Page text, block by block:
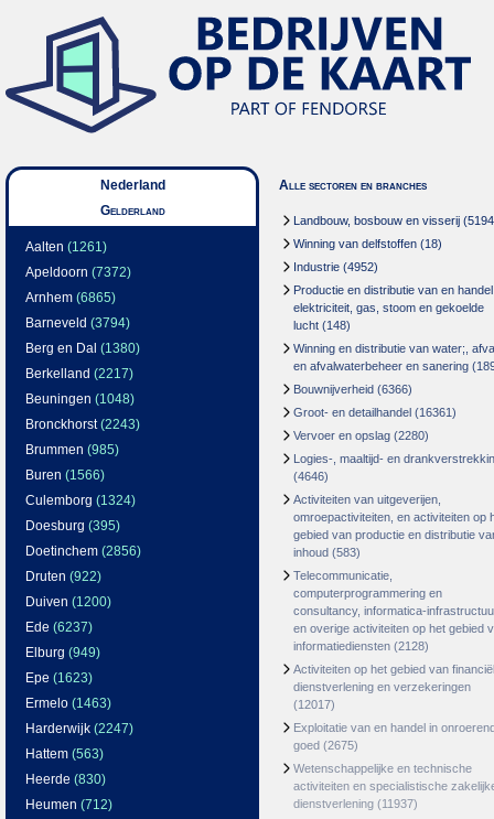
Nederland
Gelderland
Aalten (1261)
Apeldoorn (7372)
Arnhem (6865)
Barneveld (3794)
Berg en Dal (1380)
Berkelland (2217)
Beuningen (1048)
Bronckhorst(2243)
Brummen (985)
Buren (1566)
Culemborg (1324)
Doesburg (395)
Doetinchem (2856)
Druten (922)
Duiven (1200)
Ede (6237)
Elburg (949)
Epe (1623)
Ermelo (1463)
Harderwijk (2247)
Hattem (563)
Heerde (830)
Heumen (712)
Alle sectoren en branches
Landbouw, bosbouw en visserij
Winning van delfstoffen (18)
Industrie (4952)
Productie en distributie van en
elektriciteit, gas, stoom en gekoelde
lucht (148)
Winning en distributie van water;,
en afvalwaterbeheer en sanering
Bouwnijverheid (6366)
Groot- en detailhandel (16361)
Vervoer en opslag (2280)
Logies-, maaltijd- en
(4646)
Activiteiten van uitgeverijen,
omroepactiviteiten, en activiteiten op
gebied van productie en distributie
inhoud (583)
Telecommunicatie,
computerprogrammering en
consultancy, informatica-
en overige activiteiten op het gebied
informatiediensten (2128)
Activiteiten op het gebied van
dienstverlening en verzekeringen
(12017)
Exploitatie van en handel in
goed (2675)
Wetenschappelijke en technische
activiteiten en specialistische
dienstverlening (11937)